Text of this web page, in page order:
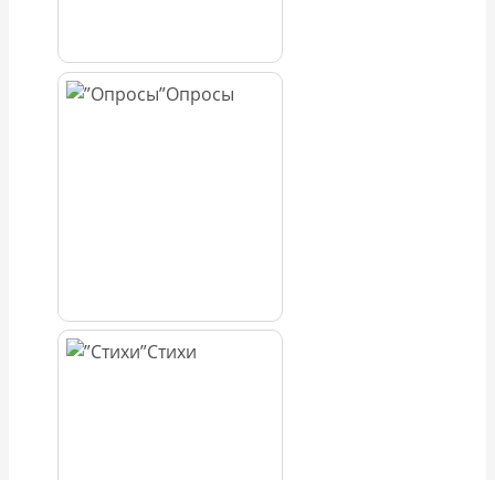
Опросы
Стихи